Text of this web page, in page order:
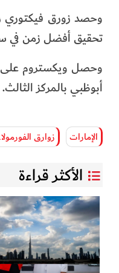
تحقيق أفضل زمن في
أبوظبي بالمركز الثالث.
الإمارات زوارق الفورمولا1
الأكثر قراءة